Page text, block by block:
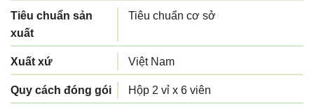
Tiêu chuẩn sản
xuất
Tiêu chuẩn cơ sở
Xuất xứ Việt Nam
Quy cách đóng gói Hộp 2 vỉ x 6 viên